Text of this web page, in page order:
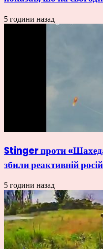
5 години назад
Stinger проти
збили реактивній
5 години назад